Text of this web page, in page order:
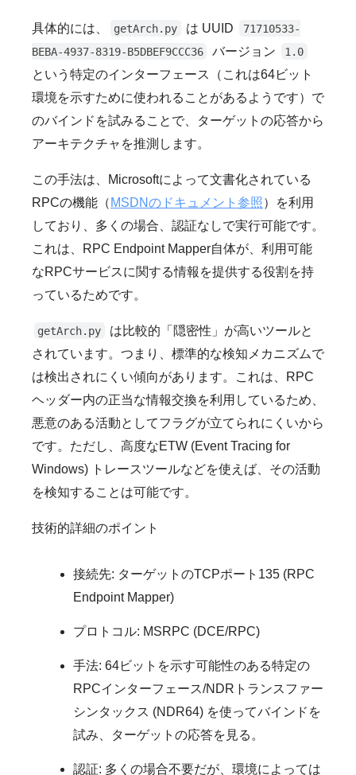
具体的には、 getArch.py は UUID
71710533-
BEBA-4937-8319-B5DBEF9CCC36
バージョン 1.0
という特定のインターフェース（これは64ビット
環境を示すために使われることがあるようです）で
のバインドを試みることで、ターゲットの応答から
アーキテクチャを推測します。
この手法は、Microsoftによって文書化されている
RPCの機能（ MSDNのドキュメント参照 ）を利用
しており、多くの場合、認証なしで実行可能です。
これは、RPC Endpoint Mapper自体が、利用可能
なRPCサービスに関する情報を提供する役割を持
っているためです。
getArch.py
は比較的「隠密性」が高いツールと
されています。つまり、標準的な検知メカニズムで
は検出されにくい傾向があります。これは、RPC
ヘッダー内の正当な情報交換を利用しているため、
悪意のある活動としてフラグが立てられにくいから
です。ただし、高度なETW (Event Tracing for
Windows) トレースツールなどを使えば、その活動
を検知することは可能です。
技術的詳細のポイント
接続先: ターゲットのTCPポート135 (RPC
Endpoint Mapper)
プロトコル: MSRPC (DCE/RPC)
手法: 64ビットを示す可能性のある特定の
RPCインターフェース/NDRトランスファー
シンタックス (NDR64) を使ってバインドを
試み、ターゲットの応答を見る。
認証: 多くの場合不要だが、環境によっては